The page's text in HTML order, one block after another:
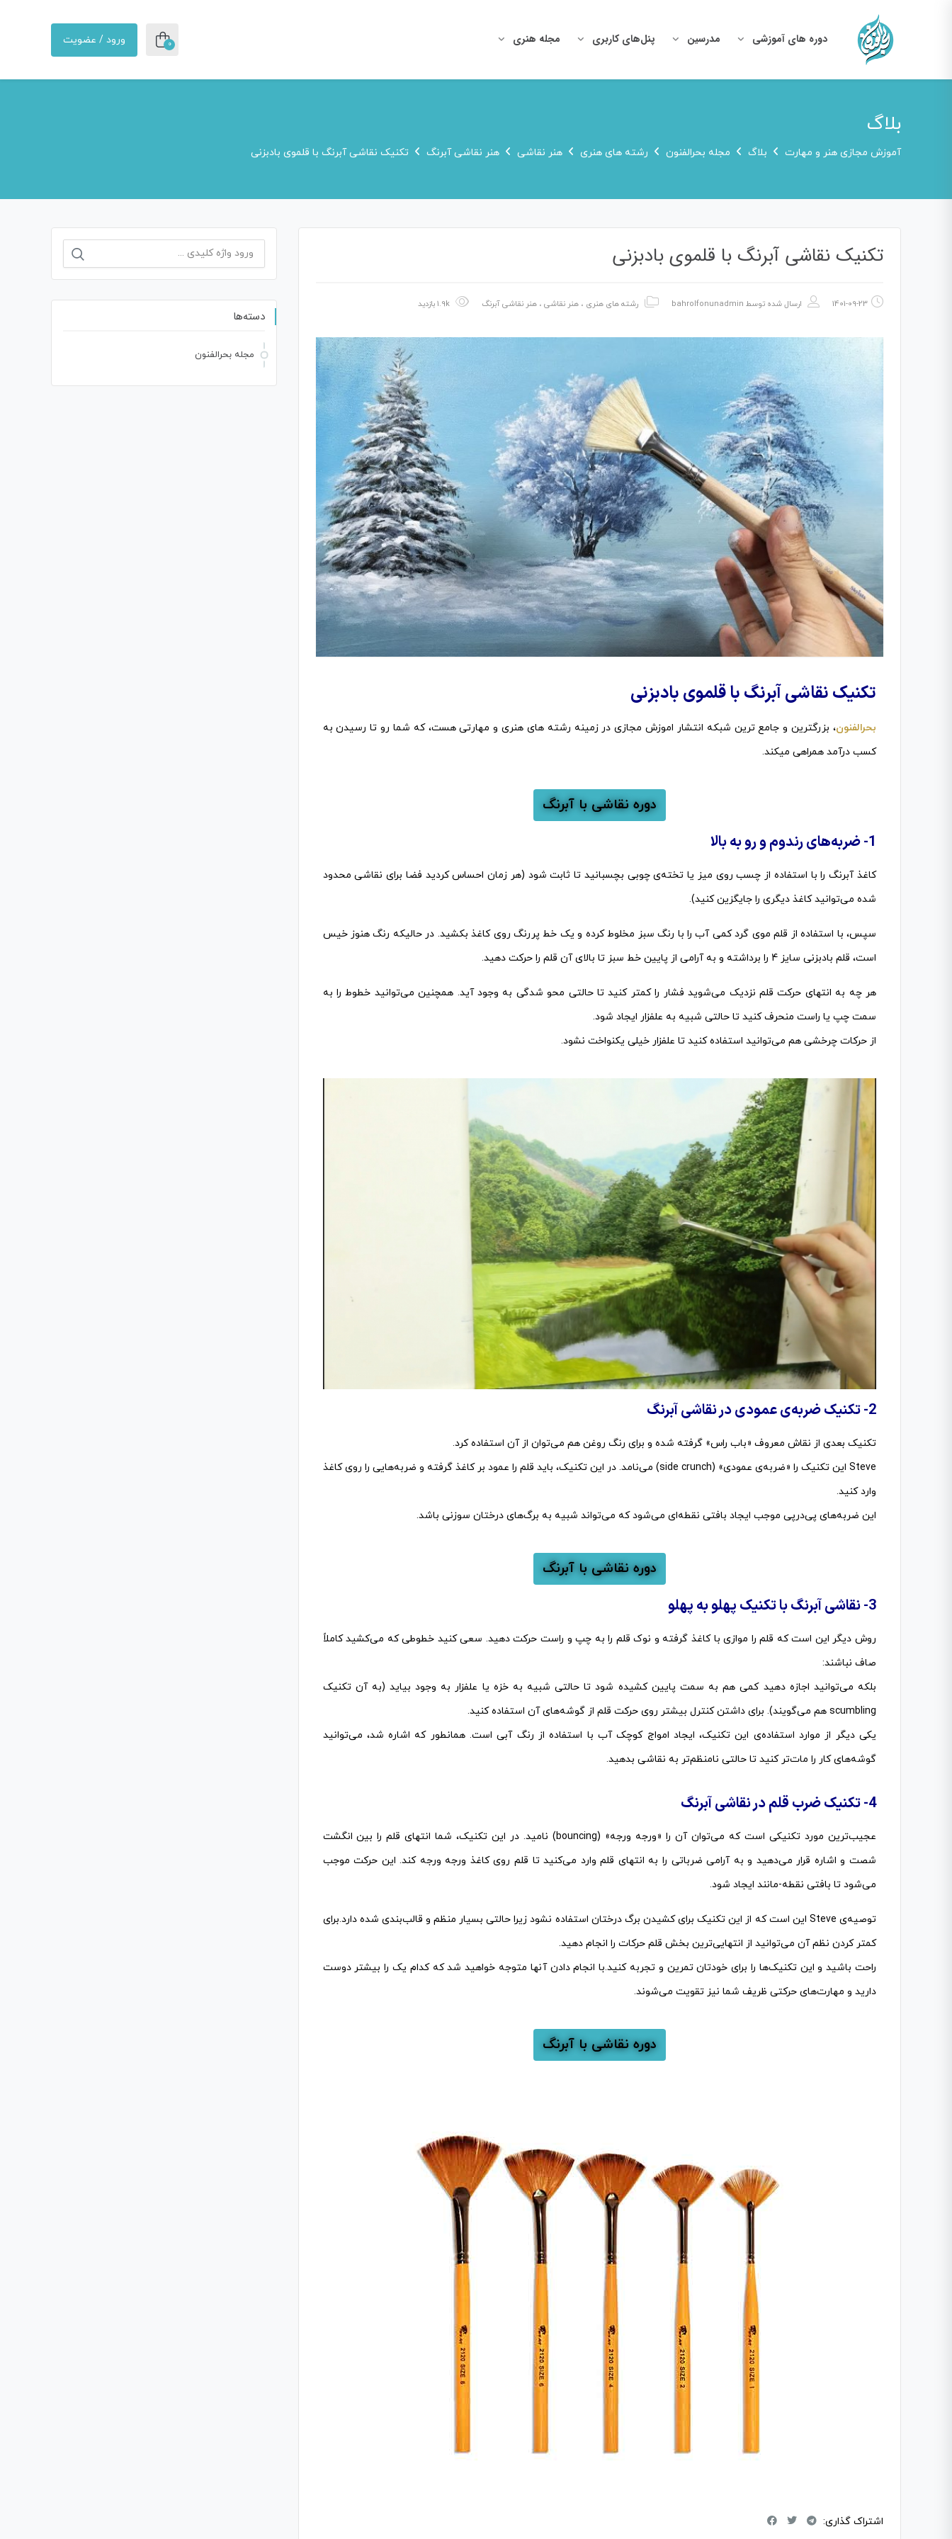
دوره های آموزشی مدرسین پنل‌های کاربری مجله هنری 0 ورود / عضویت
بلاگ
آموزش مجازی هنر و مهارت بلاگ مجله بحرالفنون رشته های هنری هنر نقاشی هنر نقاشی آبرنگ تکنیک نقاشی آبرنگ با قلموی بادبزنی
تکنیک نقاشی آبرنگ با قلموی بادبزنی
1401-09-23 ارسال شده توسط bahrolfonunadmin رشته های هنری ، هنر نقاشی ، هنر نقاشی آبرنگ
تکنیک نقاشی آبرنگ با قلموی بادبزنی
بحرالفنون، بزرگترین و جامع ترین شبکه انتشار اموزش مجازی در زمینه رشته های هنری و مهارتی هست، که شما رو تا رسیدن به
کسب درآمد همراهی میکند.
دوره نقاشی با آبرنگ
1- ضربه‌های رندوم و رو به بالا
کاغذ آبرنگ را با استفاده از چسب روی میز یا تخته‌ی چوبی بچسبانید تا ثابت شود (هر زمان احساس کردید فضا برای نقاشی محدود
شده می‌توانید کاغذ دیگری را جایگزین کنید).
سپس، با استفاده از قلم موی گرد کمی آب را با رنگ سبز مخلوط کرده و یک خط پررنگ روی کاغذ بکشید. در حالیکه رنگ هنوز خیس
است، قلم بادبزنی سایز 4 را برداشته و به آرامی از پایین خط سبز تا بالای آن قلم را حرکت دهید.
هر چه به انتهای حرکت قلم نزدیک می‌شوید فشار را کمتر کنید تا حالتی محو شدگی به وجود آید. همچنین می‌توانید خطوط را به
سمت چپ یا راست منحرف کنید تا حالتی شبیه به علفزار ایجاد شود.
از حرکات چرخشی هم می‌توانید استفاده کنید تا علفزار خیلی یکنواخت نشود.
2- تکنیک ضربه‌ی عمودی در نقاشی آبرنگ
تکنیک بعدی از نقاش معروف «باب راس» گرفته شده و برای رنگ روغن هم می‌توان از آن استفاده کرد.
Steve این تکنیک را «ضربه‌ی عمودی» (side crunch) می‌نامد. در این تکنیک، باید قلم را عمود بر کاغذ گرفته و ضربه‌هایی را روی کاغذ
وارد کنید.
این ضربه‌های پی‌درپی موجب ایجاد بافتی نقطه‌ای می‌شود که می‌تواند شبیه به برگ‌های درختان سوزنی باشد.
دوره نقاشی با آبرنگ
3- نقاشی آبرنگ با تکنیک پهلو به پهلو
روش دیگر این است که قلم را موازی با کاغذ گرفته و نوک قلم را به چپ و راست حرکت دهید. سعی کنید خطوطی که می‌کشید کاملاً
صاف نباشند:
بلکه می‌توانید اجازه دهید کمی هم به سمت پایین کشیده شود تا حالتی شبیه به خزه یا علفزار به وجود بیاید (به آن تکنیک
scumbling هم می‌گویند). برای داشتن کنترل بیشتر روی حرکت قلم از گوشه‌های آن استفاده کنید.
یکی دیگر از موارد استفاده‌ی این تکنیک، ایجاد امواج کوچک آب با استفاده از رنگ آبی است. همانطور که اشاره شد، می‌توانید
گوشه‌های کار را مات‌تر کنید تا حالتی نامنظم‌تر به نقاشی بدهید.
4- تکنیک ضرب قلم در نقاشی آبرنگ
عجیب‌ترین مورد تکنیکی است که می‌توان آن را «ورجه ورجه» (bouncing) نامید. در این تکنیک، شما انتهای قلم را بین انگشت
شصت و اشاره قرار می‌دهید و به آرامی ضرباتی را به انتهای قلم وارد می‌کنید تا قلم روی کاغذ ورجه ورجه کند. این حرکت موجب
می‌شود تا بافتی نقطه-مانند ایجاد شود.
توصیه‌ی Steve این است که از این تکنیک برای کشیدن برگ درختان استفاده نشود زیرا حالتی بسیار منظم و قالب‌بندی شده دارد.برای
کمتر کردن نظم آن می‌توانید از انتهایی‌ترین بخش قلم حرکات را انجام دهید.
راحت باشید و این تکنیک‌ها را برای خودتان تمرین و تجربه کنید.با انجام دادن آنها متوجه خواهید شد که کدام یک را بیشتر دوست
دارید و مهارت‌های حرکتی ظریف شما نیز تقویت می‌شوند.
دوره نقاشی با آبرنگ
اشتراک گذاری:
دسته‌ها
مجله بحرالفنون